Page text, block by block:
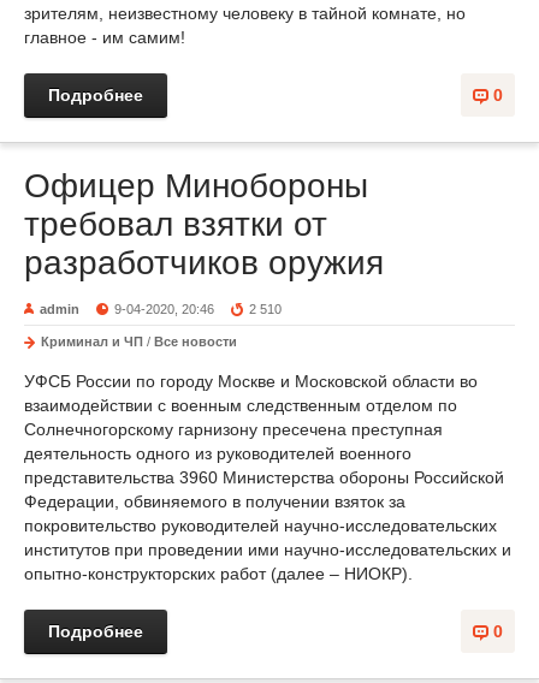
зрителям, неизвестному человеку в тайной комнате, но
главное - им самим!
0
Подробнее
Офицер Минобороны
требовал взятки от
разработчиков оружия
admin 9-04-2020, 20:46 2 510
Криминал и ЧП / Все новости
УФСБ России по городу Москве и Московской области во
взаимодействии с военным следственным отделом по
Солнечногорскому гарнизону пресечена преступная
деятельность одного из руководителей военного
представительства 3960 Министерства обороны Российской
Федерации, обвиняемого в получении взяток за
покровительство руководителей научно-исследовательских
институтов при проведении ими научно-исследовательских и
опытно-конструкторских работ (далее – НИОКР).
0
Подробнее